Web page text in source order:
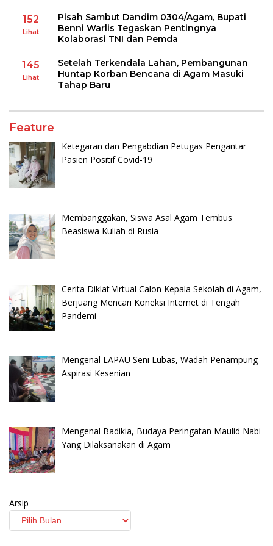
152
Lihat
Pisah Sambut Dandim 0304/Agam, Bupati
Benni Warlis Tegaskan Pentingnya
Kolaborasi TNI dan Pemda
145
Lihat
Setelah Terkendala Lahan, Pembangunan
Huntap Korban Bencana di Agam Masuki
Tahap Baru
Feature
Ketegaran dan Pengabdian Petugas Pengantar
Pasien Positif Covid-19
Membanggakan, Siswa Asal Agam Tembus
Beasiswa Kuliah di Rusia
Cerita Diklat Virtual Calon Kepala Sekolah di Agam,
Berjuang Mencari Koneksi Internet di Tengah
Pandemi
Mengenal LAPAU Seni Lubas, Wadah Penampung
Aspirasi Kesenian
Mengenal Badikia, Budaya Peringatan Maulid Nabi
Yang Dilaksanakan di Agam
Arsip